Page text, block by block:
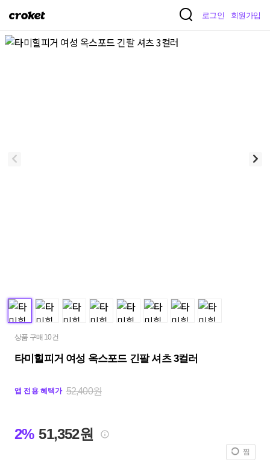
크
켓
로그인 회원가입
상품 구매 10건
타미힐피거 여성 옥스포드 긴팔 셔츠 3컬러
앱 전용 혜택가 52,400원
2% 51,352원
찜